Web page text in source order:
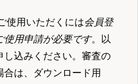
使用いただくには会員登
使用申請が必要です。以
し込みください。審査の
は、ダウンロード用